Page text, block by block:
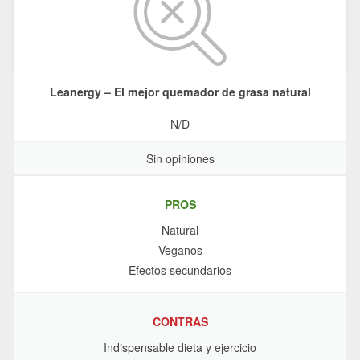
Leanergy – El mejor quemador de grasa natural
N/D
Sin opiniones
PROS
Natural
Veganos
Efectos secundarios
CONTRAS
Indispensable dieta y ejercicio